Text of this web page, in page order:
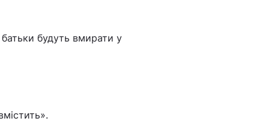
будуть вмирати у